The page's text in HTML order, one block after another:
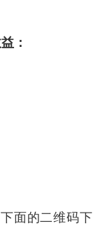
：
面的二维码下